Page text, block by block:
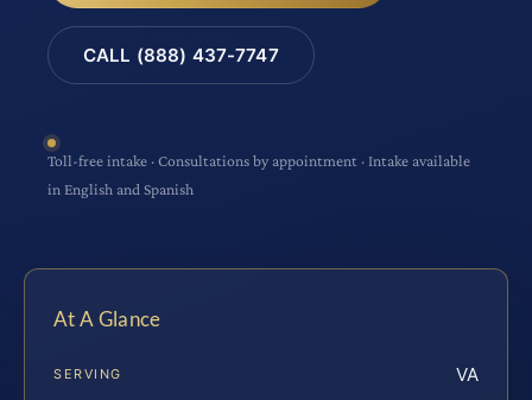
CALL (888) 437-7747
Toll-free intake · Consultations by appointment · Intake available
in English and Spanish
At A Glance
SERVING VA